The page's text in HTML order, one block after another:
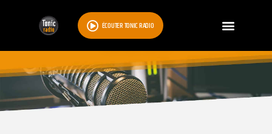
ÉCOUTER TONIC RADIO
RESULTATS